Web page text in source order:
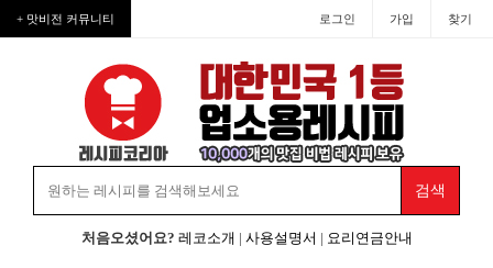
+ 맛비전 커뮤니티 로그인 가입 찾기
처음오셨어요? 레코소개 | 사용설명서 | 요리연금안내